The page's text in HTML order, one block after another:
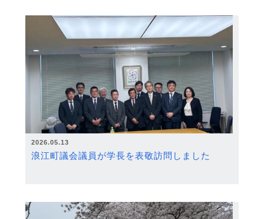
2026.05.13
浪江町議会議員が学長を表敬訪問しました